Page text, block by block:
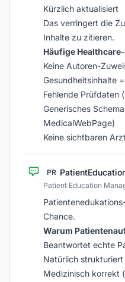
Kürzlich aktualisiert
Das verringert die
Inhalte zu zitieren.
Häufige
Keine Autoren-
Gesundheitsinhalte
Fehlende Prüfdaten
Generisches
MedicalWebPage)
Keine sichtbaren
PR
Patient Education
Chance.
Warum
Beantwortet echte
Natürlich strukturiert
Medizinisch korrekt